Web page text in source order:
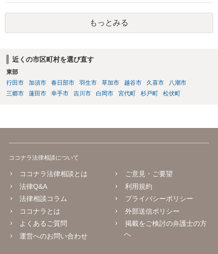
もっとみる
近くの市区町村を選び直す
東部
行田市
加須市 春日部市 羽生市 草加市 越谷市 久喜市
八潮市
三郷市
蓮田市 幸手市 吉川市 白岡市 宮代町 杉戸町 松伏町
ココナラ法律相談について
ココナラ法律相談とは
法律Q&A
法律相談コラム
ココナラとは
よくあるご質問
運営へのお問い合わせ
ご意見・ご要望
利用規約
プライバシーポリシー
外部送信ポリシー
掲載をご検討の弁護士の方
へ